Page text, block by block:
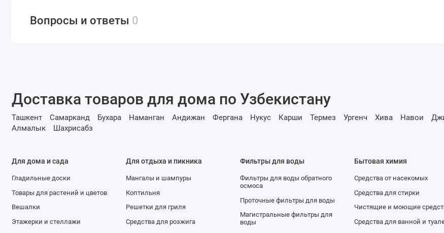
Вопросы и ответы 0
Доставка товаров для дома по Узбекистану
Ташкент Самарканд Бухара Наманган Андижан Фергана Нукус Карши Термез Ургенч Хива Навои
Алмалык
Шахрисабз
Для дома и сада
Гладильные доски
Товары для растений и цветов
Вешалки
Этажерки и стеллажи
Для отдыха и пикника
Мангалы и шампуры
Коптильня
Решетки для гриля
Средства для розжига
Фильтры для воды
Фильтры для воды обратного
осмоса
Проточные фильтры для воды
Магистральные фильтры для
воды
Бытовая химия
Средства от насекомых
Средства для стирки
Чистящие и моющие
Средства для ванной и